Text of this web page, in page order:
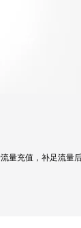
量充值，补足流量